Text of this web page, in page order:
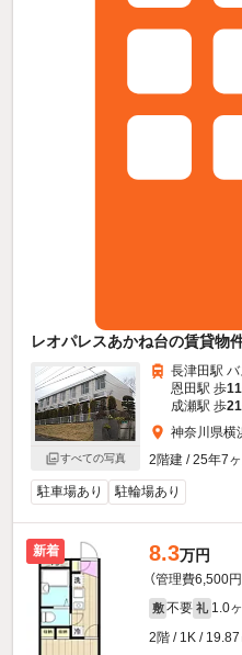
レオパレスあかね台の賃貸物
すべての写真
長津田駅 バ
恩田駅 歩11
成瀬駅 歩21
神奈川県横
2階建 / 25年7
駐車場あり 駐輪場あり
新着 8.3万円
（管理費6,500円
敷 不要 礼 1.0
2階 / 1K / 19.87